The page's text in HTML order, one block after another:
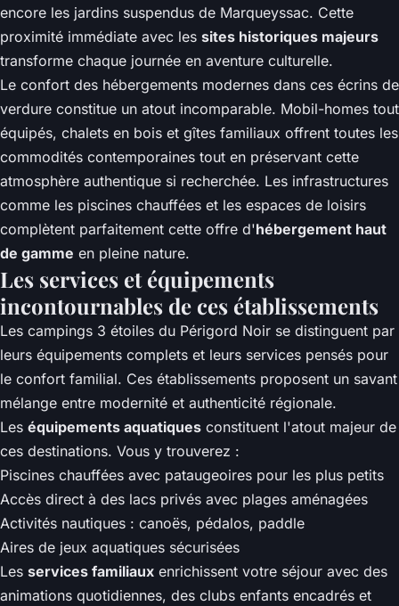
encore les jardins suspendus de Marqueyssac. Cette
proximité immédiate avec les sites historiques majeurs
transforme chaque journée en aventure culturelle.
Le confort des hébergements modernes dans ces écrins de
verdure constitue un atout incomparable. Mobil-homes tout
équipés, chalets en bois et gîtes familiaux offrent toutes les
commodités contemporaines tout en préservant cette
atmosphère authentique si recherchée. Les infrastructures
comme les piscines chauffées et les espaces de loisirs
complètent parfaitement cette offre d'hébergement haut
de gamme en pleine nature.
Les services et équipements
incontournables de ces établissements
Les campings 3 étoiles du Périgord Noir se distinguent par
leurs équipements complets et leurs services pensés pour
le confort familial. Ces établissements proposent un savant
mélange entre modernité et authenticité régionale.
Les équipements aquatiques constituent l'atout majeur de
ces destinations. Vous y trouverez :
Piscines chauffées avec pataugeoires pour les plus petits
Accès direct à des lacs privés avec plages aménagées
Activités nautiques : canoës, pédalos, paddle
Aires de jeux aquatiques sécurisées
Les services familiaux enrichissent votre séjour avec des
animations quotidiennes, des clubs enfants encadrés et